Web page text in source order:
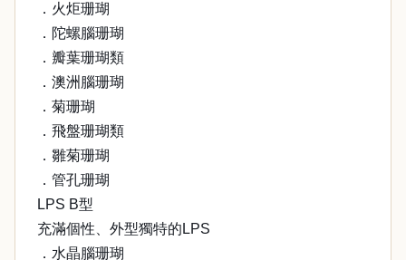
．火炬珊瑚
．陀螺腦珊瑚
．瓣葉珊瑚類
．澳洲腦珊瑚
．菊珊瑚
．飛盤珊瑚類
．雛菊珊瑚
．管孔珊瑚
LPS B型
充滿個性、外型獨特的LPS
．水晶腦珊瑚